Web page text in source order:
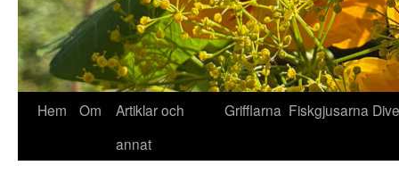
Hem Om
Artiklar och
annat
Grifflarna Fiskgjusarna